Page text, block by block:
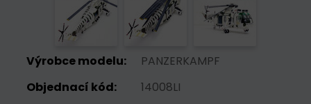
Výrobce modelu:
PANZERKAMPF
Objednací kód:
14008LI